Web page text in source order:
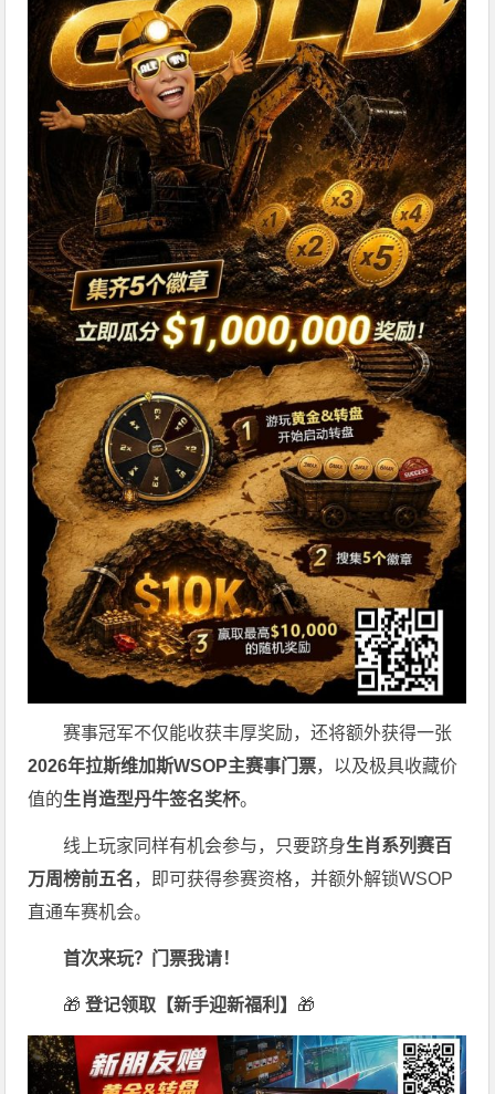
赛事冠军不仅能收获丰厚奖励，还将额外获得一张
2026年拉斯维加斯WSOP主赛事门票，以及极具收藏价
值的生肖造型丹牛签名奖杯。
线上玩家同样有机会参与，只要跻身生肖系列赛百
万周榜前五名，即可获得参赛资格，并额外解锁WSOP
直通车赛机会。
首次来玩？门票我请！
🎁 登记领取【新手迎新福利】 🎁